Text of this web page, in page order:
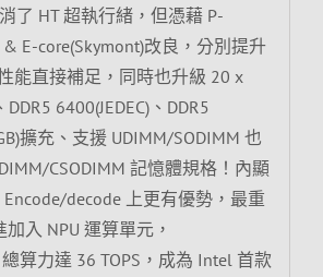
了 HT 超執行緒，但憑藉 P-
& E-core(Skymont)改良，分別提升
能直接補足，同時也升級 20 x
6400(JEDEC)、DDR5
擴充、支援 UDIMM/SODIMM 也
CSODIMM 記憶體規格！內顯
decode 上更有優勢，最重
入 NPU 運算單元，
總算力達 36 TOPS，成為 Intel 首款